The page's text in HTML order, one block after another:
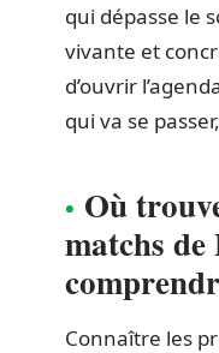
qui dépasse le
vivante et
d’ouvrir
qui va se
Où
matchs
Connaître les